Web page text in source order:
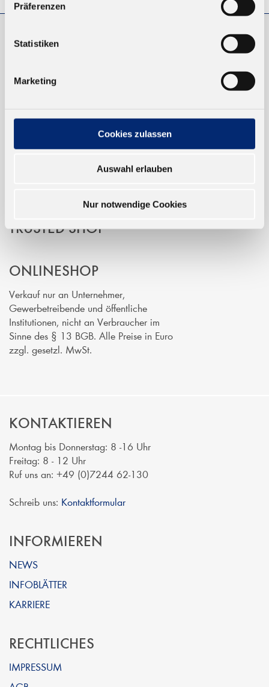
Präferenzen
Statistiken
Marketing
Cookies zulassen
Auswahl erlauben
Nur notwendige Cookies
EINKAUFEN
VERSAND UND ZAHLUNG
EINFACH BEZAHLEN
TRUSTED SHOP
ONLINESHOP
Verkauf nur an Unternehmer,
Gewerbetreibende und öffentliche
Institutionen, nicht an Verbraucher im
Sinne des § 13 BGB. Alle Preise in Euro
zzgl. gesetzl. MwSt.
KONTAKTIEREN
Montag bis Donnerstag: 8 -16 Uhr
Freitag: 8 - 12 Uhr
Ruf uns an: +49 (0)7244 62-130
Schreib uns: Kontaktformular
INFORMIEREN
NEWS
INFOBLÄTTER
KARRIERE
RECHTLICHES
IMPRESSUM